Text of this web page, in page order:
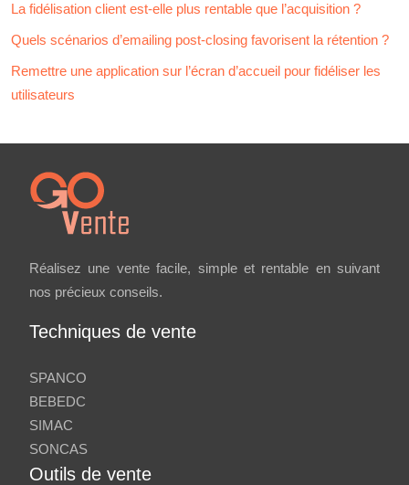
La fidélisation client est-elle plus rentable que l’acquisition ?
Quels scénarios d’emailing post-closing favorisent la rétention ?
Remettre une application sur l’écran d’accueil pour fidéliser les
utilisateurs
Réalisez une vente facile, simple et rentable en suivant
nos précieux conseils.
Techniques de vente
SPANCO
BEBEDC
SIMAC
SONCAS
Outils de vente